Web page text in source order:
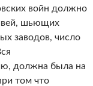
войн должно
шьющих
заводов, число
должна была на
том что